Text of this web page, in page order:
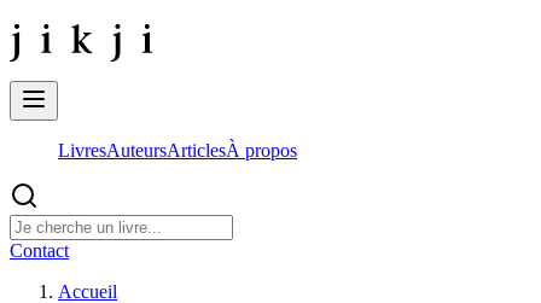
LivresAuteursArticlesÀ propos
Contact
Accueil